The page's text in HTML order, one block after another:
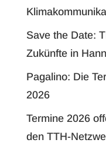
Save the Date:
Zukünfte in
Pagalino: Die
2026
Termine 2026
den TTH-